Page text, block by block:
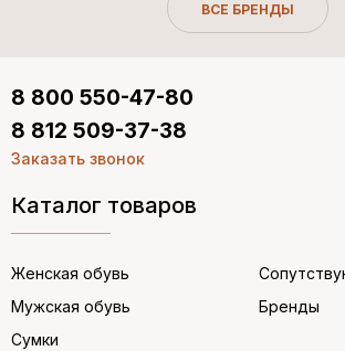
ВСЕ БРЕНДЫ
Каталог товаров
Женская обувь
Мужская обувь
Сумки
Бренды
8 800 550-47-80
8 812 509-37-38
Заказать звонок